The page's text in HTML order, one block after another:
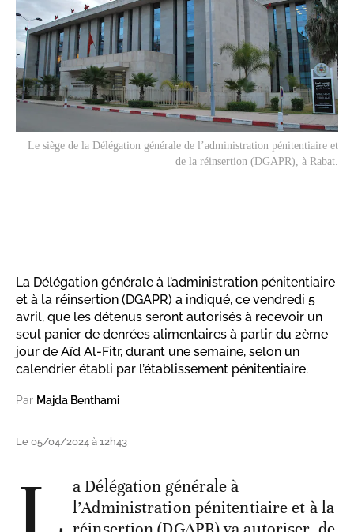
Le siège de la Délégation générale de l’administration pénitentiaire et
de la réinsertion (DGAPR), à Rabat.
La Délégation générale à l’administration pénitentiaire
et à la réinsertion (DGAPR) a indiqué, ce vendredi 5
avril, que les détenus seront autorisés à recevoir un
seul panier de denrées alimentaires à partir du 2ème
jour de Aïd Al-Fitr, durant une semaine, selon un
calendrier établi par l’établissement pénitentiaire.
Par Majda Benthami
Le 05/04/2024 à 12h43
a Délégation générale à
l’Administration pénitentiaire et à la